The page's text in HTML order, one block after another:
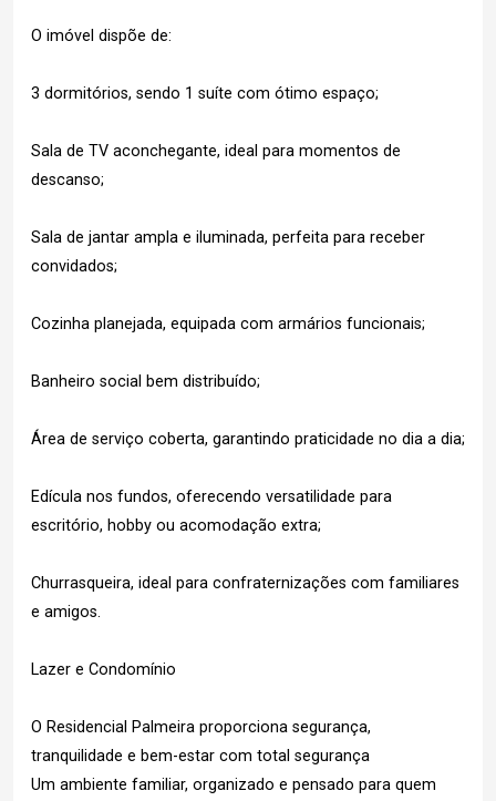
O imóvel dispõe de:
3 dormitórios, sendo 1 suíte com ótimo espaço;
Sala de TV aconchegante, ideal para momentos de
descanso;
Sala de jantar ampla e iluminada, perfeita para receber
convidados;
Cozinha planejada, equipada com armários funcionais;
Banheiro social bem distribuído;
Área de serviço coberta, garantindo praticidade no dia a dia;
Edícula nos fundos, oferecendo versatilidade para
escritório, hobby ou acomodação extra;
Churrasqueira, ideal para confraternizações com familiares
e amigos.
Lazer e Condomínio
O Residencial Palmeira proporciona segurança,
tranquilidade e bem-estar com total segurança
Um ambiente familiar, organizado e pensado para quem